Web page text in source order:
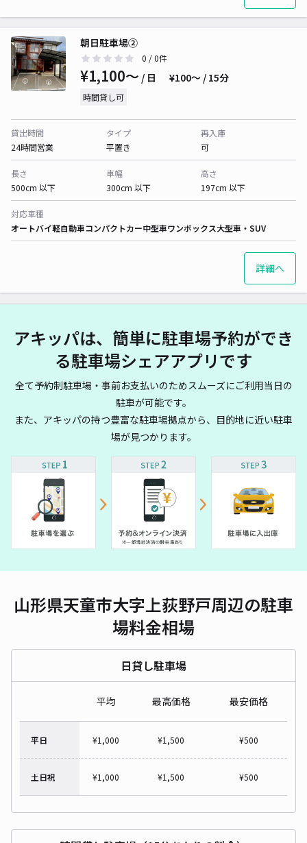
朝日駐車場②
0 / 0件
¥1,100〜 / 日 ¥100〜 / 15分
時間貸し可
貸出時間
24時間営業
タイプ
平置き
再入庫
可
長さ
500cm 以下
車幅
300cm 以下
高さ
197cm 以下
対応車種
オートバイ軽自動車コンパクトカー中型車ワンボックス大型車・SUV
詳細へ
アキッパは、簡単に駐車場予約ができ
る駐車場シェアアプリです
全て予約制駐車場・事前お支払いのためスムーズにご利用当日の
駐車が可能です。
また、アキッパの持つ豊富な駐車場拠点から、目的地に近い駐車
場が見つかります。
山形県天童市大字上荻野戸周辺の駐車
場料金相場
日貸し駐車場
平均 最高価格 最安価格
平日 ¥1,000 ¥1,500 ¥500
土日祝 ¥1,000 ¥1,500 ¥500